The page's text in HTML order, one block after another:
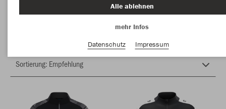
Farbe
Alle ablehnen
mehr Infos
Datenschutz
Impressum